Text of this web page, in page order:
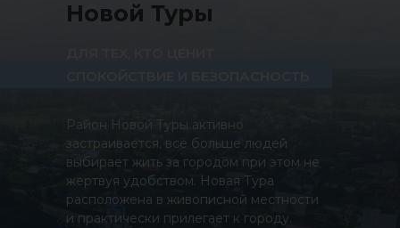
Район Новой Туры активно
застраивается, всё больше людей
выбирает жить за городом при этом не
жертвуя удобством. Новая Тура
расположена в живописной местности
и практически прилегает к городу.
Новой Туры